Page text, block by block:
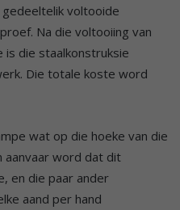
voltooide
Na die voltooiing van
die staalkonstruksie
Die totale koste word
wat op die hoeke van die
aanvaar word dat dit
en die paar ander
aand per hand